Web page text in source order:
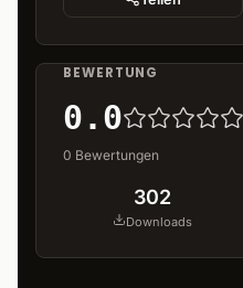
BEWERTUNG
0.0
0 Bewertungen
302
Downloads